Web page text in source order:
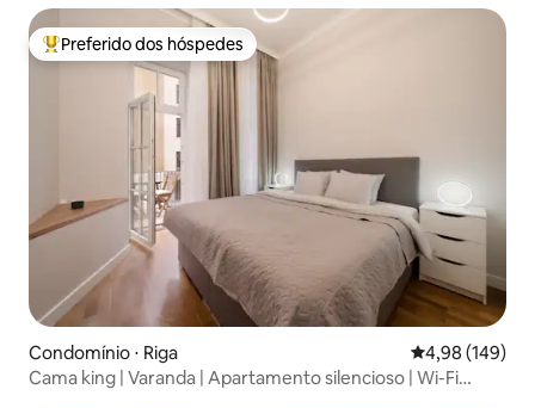
Entre os melhores preferidos dos hóspedes
Preferido dos hóspedes
Condomínio ⋅ Riga 4,98 de uma
4,98 (149)
Cama king | Varanda | Apartamento silencioso | Wi-Fi